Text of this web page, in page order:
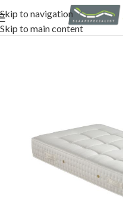
Skip to navigation
Skip to main content